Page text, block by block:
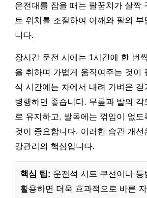
운전대를 잡을 때는 팔꿈치가 살짝
트 위치를 조절하여 어깨와 팔의 부
니다.
장시간 운전 시에는 1시간에 한 번
을 취하며 가볍게 움직여주는 것이
식 시간에는 차에서 내려 가벼운 걷
병행하면 좋습니다. 무릎과 발의 각
로 유지하고, 발목에는 꺾임이 없도
것이 중요합니다. 이러한 습관 개선
강관리의 핵심입니다.
핵심 팁: 운전석 시트 쿠션이나 등
활용하면 더욱 효과적으로 바른